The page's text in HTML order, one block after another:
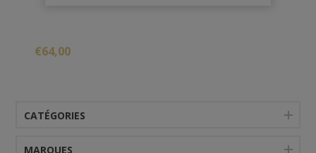
€64,00
CATÉGORIES
MARQUES